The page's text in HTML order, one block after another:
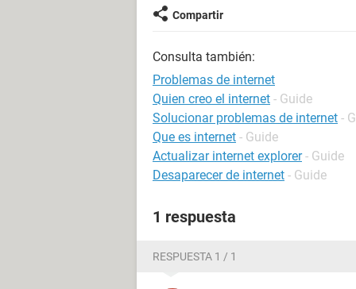
Compartir
Consulta también:
Problemas de internet
Quien creo el internet - Guide
Solucionar problemas de internet -
Que es internet - Guide
Actualizar internet explorer - Guide
Desaparecer de internet - Guide
1 respuesta
RESPUESTA 1 / 1